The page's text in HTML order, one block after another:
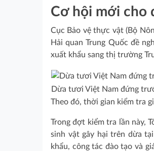
Cơ hội mới cho
Cục Bảo vệ thực vật (Bộ
Hải quan Trung Quốc đề
xuất khẩu sang thị trường
Dừa tươi Việt Nam đứng
Theo đó, thời gian kiểm tra
Trong đợt kiểm tra lần này,
sinh vật gây hại trên dừa
khẩu, công tác đào tạo và